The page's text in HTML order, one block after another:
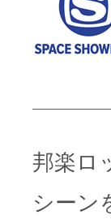
邦楽ロ
シーン